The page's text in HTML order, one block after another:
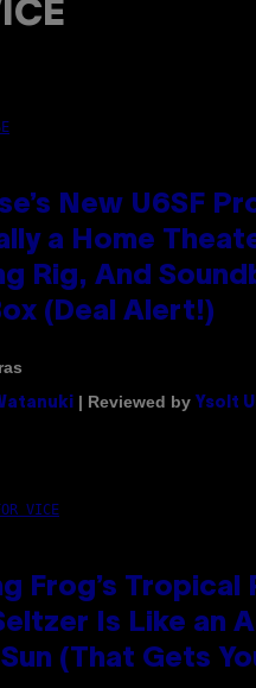
New U6SF
a Home
Rig, And
(Deal Alert!)
| Reviewed by Ysolt
VICE
Frog’s Tropical
Is Like an
(That Gets